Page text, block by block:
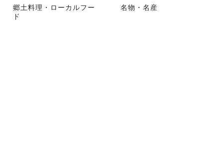
郷土料理・ローカルフー
ド
名物・名産